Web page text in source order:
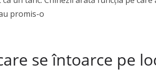
se întoarce pe